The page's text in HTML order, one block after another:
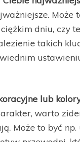
Może
dniu, czy
takich
lub
warto
Może to być